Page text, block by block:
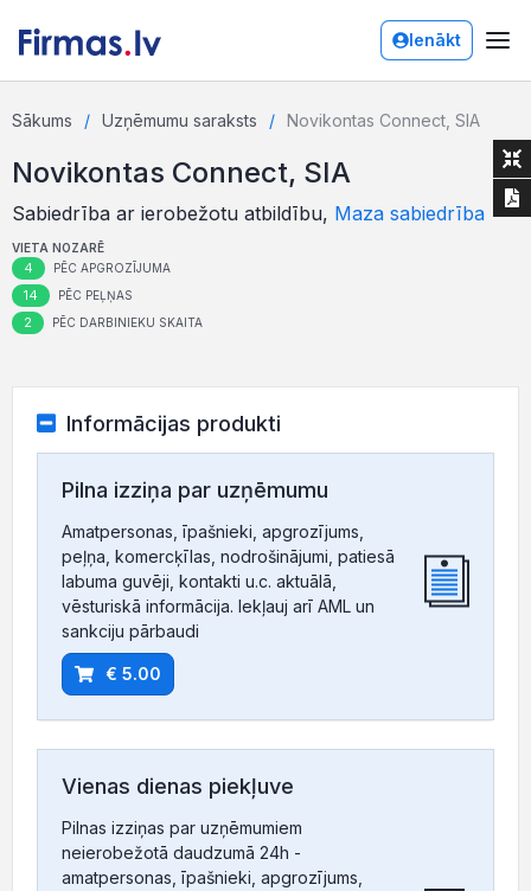
Ienākt
Sākums Uzņēmumu saraksts Novikontas Connect, SIA
Novikontas Connect, SIA
Sabiedrība ar ierobežotu atbildību, Maza sabiedrība
VIETA NOZARĒ
4 PĒC APGROZĪJUMA
14 PĒC PEĻŅAS
2 PĒC DARBINIEKU SKAITA
Informācijas produkti
Pilna izziņa par uzņēmumu
Amatpersonas, īpašnieki, apgrozījums,
peļņa, komercķīlas, nodrošinājumi, patiesā
labuma guvēji, kontakti u.c. aktuālā,
vēsturiskā informācija. Iekļauj arī AML un
sankciju pārbaudi
€ 5.00
Vienas dienas piekļuve
Pilnas izziņas par uzņēmumiem
neierobežotā daudzumā 24h -
amatpersonas, īpašnieki, apgrozījums,